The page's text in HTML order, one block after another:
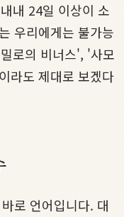
내 24일 이상이 소
우리에게는 불가능
로의 비너스', '사모
라도 제대로 보겠다
로 언어입니다. 대